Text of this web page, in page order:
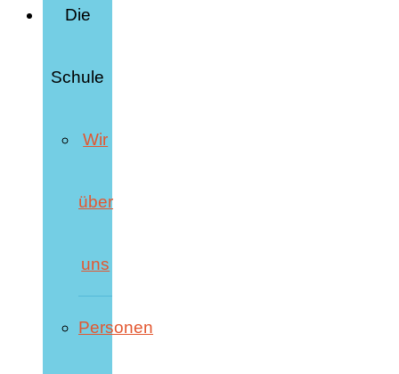
Die
Schule
Wir
über
uns
Personen